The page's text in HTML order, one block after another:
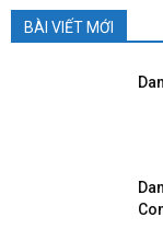
BÀI VIẾT MỚI